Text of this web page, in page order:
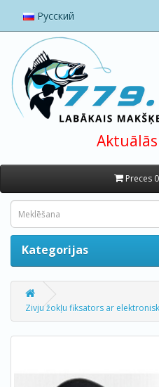
Русский
Preces
Kategorijas
Zivju žokļu fiksators ar